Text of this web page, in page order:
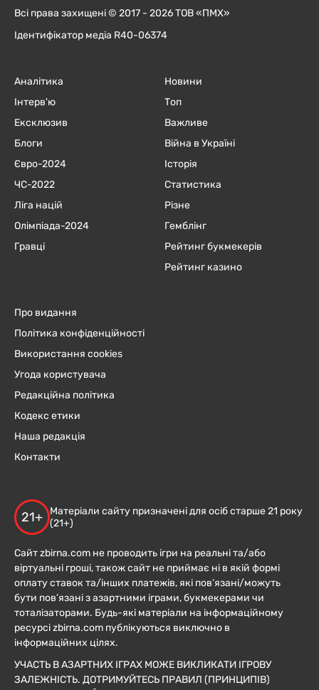
Всі права захищені © 2017 - 2026 ТОВ «ПМХ»
Ідентифікатор медіа R40-06374
Аналітика
Інтерв'ю
Ексклюзив
Блоги
Євро-2024
ЧC-2022
Ліга націй
Олімпіада-2024
Гравці
Новини
Топ
Важливе
Війна в Україні
Історія
Статистика
Різне
Гемблінг
Рейтинг букмекерів
Рейтинг казино
Про видання
Політика конфіденційності
Використання cookies
Угода користувача
Редакційна політика
Кодекс етики
Наша редакція
Контакти
21+
Матеріали сайту призначені для осіб старше 21 року
(21+)
Сайт zbirna.com не проводить ігри на реальні та/або
віртуальні гроші, також сайт не приймає ні в якій формі
оплату ставок та/інших платежів, які пов’язані/можуть
бути пов’язані з азартними іграми, букмекерами чи
тоталізаторами. Будь-які матеріали на інформаційному
ресурсі zbirna.com публікуються виключно в
інформаційних цілях.
УЧАСТЬ В АЗАРТНИХ ІГРАХ МОЖЕ ВИКЛИКАТИ ІГРОВУ
ЗАЛЕЖНІСТЬ. ДОТРИМУЙТЕСЬ ПРАВИЛ (ПРИНЦИПІВ)